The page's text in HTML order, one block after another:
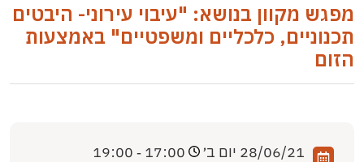
מפגש מקוון בנושא: "עיבוי עירוני- היבטים
תכנוניים, כלכליים ומשפטיים" באמצעות
הזום
28/06/21 יום ב׳